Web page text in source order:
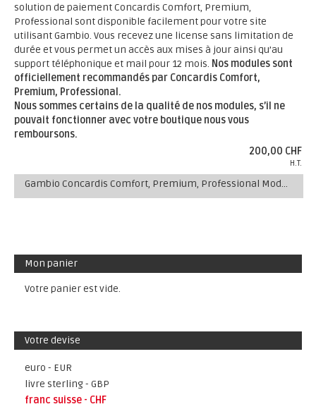
solution de paiement Concardis Comfort, Premium,
Professional sont disponible facilement pour votre site
utilisant Gambio. Vous recevez une license sans limitation de
durée et vous permet un accès aux mises à jour ainsi qu’au
support téléphonique et mail pour 12 mois. Nos modules sont
officiellement recommandés par Concardis Comfort,
Premium, Professional.
Nous sommes certains de la qualité de nos modules, s’il ne
pouvait fonctionner avec votre boutique nous vous
remboursons.
200,00 CHF
H.T.
Gambio Concardis Comfort, Premium, Professional Module de Paiement
Mon panier
Votre panier est vide.
Votre devise
euro - EUR
livre sterling - GBP
franc suisse - CHF